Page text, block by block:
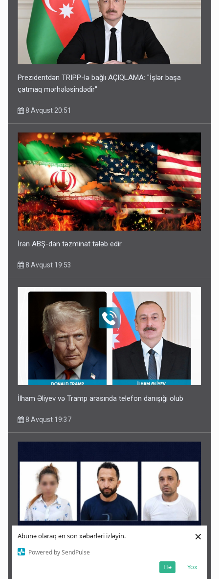
Abunə olaraq ən son xəbərləri izləyin.
Powered by SendPulse
Yox
Hə
×
Prezidentdən TRIPP-lə bağlı AÇIQLAMA: "İşlər başa
çatmaq mərhələsindədir"
8 Avqust 20:51
İran ABŞ-dan təzminat tələb edir
8 Avqust 19:53
İlham Əliyev və Tramp arasında telefon danışığı olub
8 Avqust 19:37
İrandan Füzuliyə PUA ilə göndərilən narkotiki satmaq